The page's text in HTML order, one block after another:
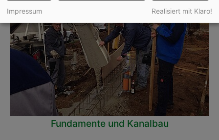
Fundamente und Kanalbau
Impressum Realisiert mit Klaro!